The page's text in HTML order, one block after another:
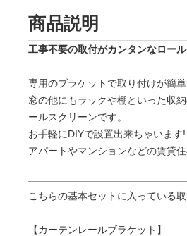
商品説明
工事不要の取付がカンタンなロール
専用のブラケットで取り付けが簡
窓の他にもラックや棚といった収
ールスクリーンです。
お手軽にDIYで設置出来ちゃいます!
アパートやマンションなどの賃貸住
こちらの基本セットに入っている
【カーテンレールブラケット】